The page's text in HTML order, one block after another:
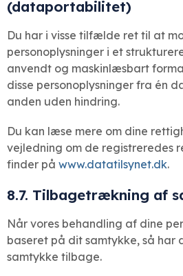
(dataportabilitet)
Du har i visse tilfælde ret til at
personoplysninger i et
anvendt og maskinlæsbart
disse personoplysninger fra én
anden uden hindring.
Du kan læse mere om dine
vejledning om de registreredes
finder på www.datatilsynet.dk.
8.7. Tilbagetrækning af
Når vores behandling af dine
baseret på dit samtykke, så
samtykke tilbage.